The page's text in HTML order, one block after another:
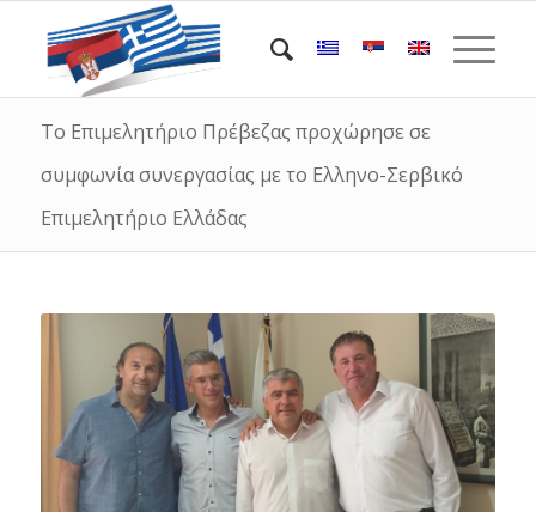
Το Επιμελητήριο Πρέβεζας προχώρησε σε
συμφωνία συνεργασίας με το Ελληνο-Σερβικό
Επιμελητήριο Ελλάδας